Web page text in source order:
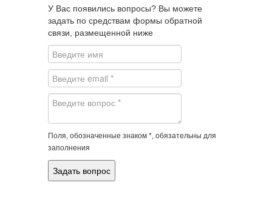
У Вас появились вопросы? Вы можете
задать по средствам формы обратной
связи, размещенной ниже
Поля, обозначенные знаком *, обязательны для
заполнения